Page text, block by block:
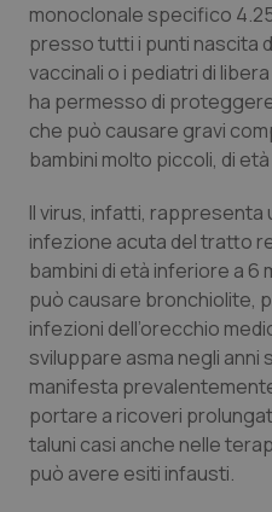
Sardegna
Sicilia
Toscana
Umbria
Valle D’Aosta
Veneto
Malattia di Crohn &
Neuroscienze &
Obesità
Oftalmologia
Oncodermatologia
Oncoematologia
Oncologia &
Psoriasi & pelle
monoclonale specifico
presso tutti i punti nascita
vaccinali o i pediatri di
ha permesso di
che può causare gravi
bambini molto piccoli, di
Il virus, infatti, rappresenta
infezione acuta del tratto
bambini di età inferiore a 6
può causare bronchiolite,
infezioni dell’orecchio
sviluppare asma negli anni
manifesta
portare a ricoveri
taluni casi anche nelle
può avere esiti infausti.